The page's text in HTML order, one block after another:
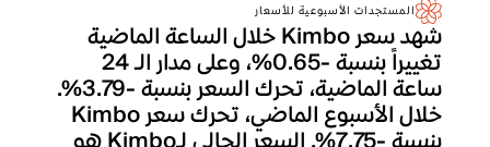
المستجدات الأسبوعية للأسعار
شهد سعر Kimbo خلال الساعة الماضية
تغييراً بنسبة -0.65%، وعلى مدار الـ 24
ساعة الماضية، تحرك السعر بنسبة -3.79%.
خلال الأسبوع الماضي، تحرك سعر Kimbo